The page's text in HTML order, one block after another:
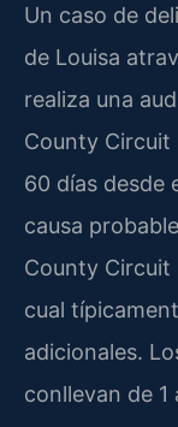
Un caso de
de Louisa
realiza una
County Circuit
60 días desde
causa
County Circuit
cual
adicionales.
conllevan de 1